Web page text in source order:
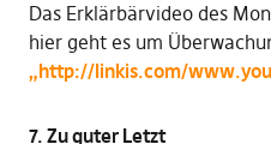
Das Erklärbärvideo des
hier geht es um
„http://linkis.com/
7. Zu guter Letzt